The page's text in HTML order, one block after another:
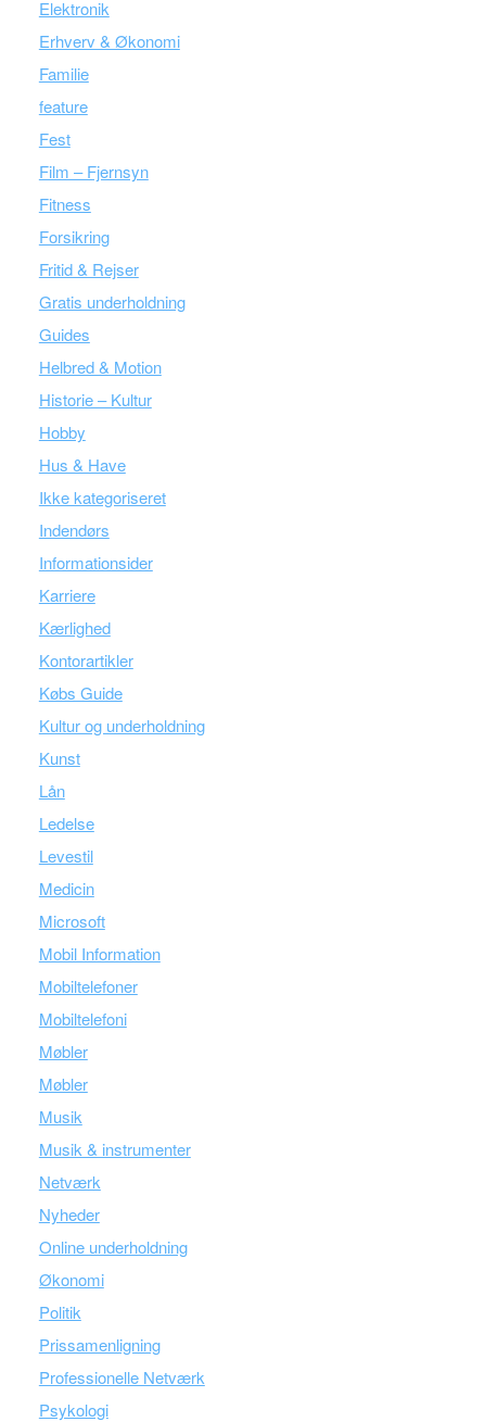
Elektronik
Erhverv & Økonomi
Familie
feature
Fest
Film – Fjernsyn
Fitness
Forsikring
Fritid & Rejser
Gratis underholdning
Guides
Helbred & Motion
Historie – Kultur
Hobby
Hus & Have
Ikke kategoriseret
Indendørs
Informationsider
Karriere
Kærlighed
Kontorartikler
Købs Guide
Kultur og underholdning
Kunst
Lån
Ledelse
Levestil
Medicin
Microsoft
Mobil Information
Mobiltelefoner
Mobiltelefoni
Møbler
Møbler
Musik
Musik & instrumenter
Netværk
Nyheder
Online underholdning
Økonomi
Politik
Prissamenligning
Professionelle Netværk
Psykologi